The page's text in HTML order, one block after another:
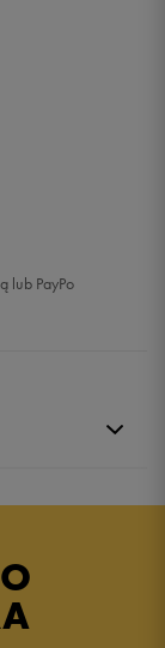
lub PayPo